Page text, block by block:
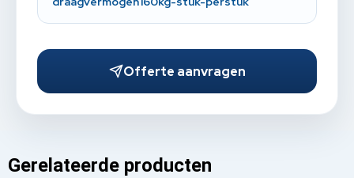
Offerte aanvragen
Gerelateerde producten